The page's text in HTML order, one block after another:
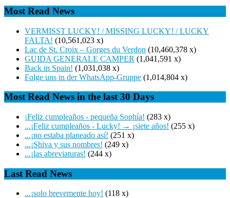
Most Read News
VERMISST LUCKY! / MISSING LUCKY! / LUCKY
FALTA! (10,561,023 x)
Lac de St. Croix – Gorges du Verdon (10,460,378 x)
GUIDA GENERALE CAMPER (1,041,591 x)
Back in Spain! (1,031,038 x)
Folge uns in der WhatsApp-Gruppe (1,014,804 x)
Most Read News in the last 30 Days
¡Feliz cumpleaños - pequeña Sophía! (283 x)
...¡Feliz cumpleaños - Lucky! → ¡siete años! (255 x)
...¡no estaba planeado así! (251 x)
...¡Shiva y sus nombres! (249 x)
...¡las abreviaturas! (244 x)
Last Read News
...¡solo brevemente hoy! (118 x)